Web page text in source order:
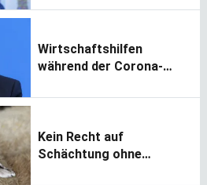
Wirtschaftshilfen
während der Corona-
Kein Recht auf
Schächtung ohne